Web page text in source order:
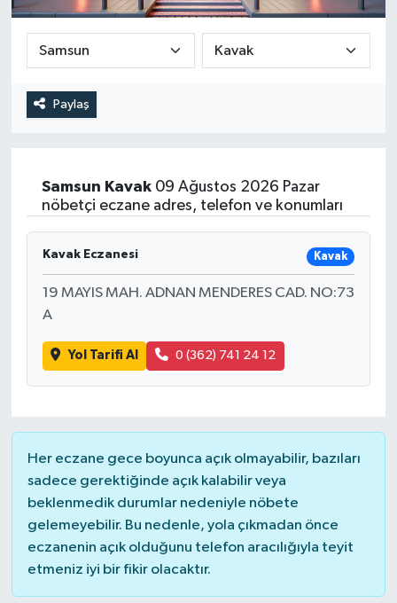
Paylaş
Samsun Kavak09 Ağustos 2026 Pazar
nöbetçi eczane adres, telefon ve konumları
Kavak Eczanesi Kavak
19 MAYIS MAH. ADNAN MENDERES CAD. NO:73
A
Yol Tarifi Al 0 (362) 741 24 12
Her eczane gece boyunca açık olmayabilir, bazıları
sadece gerektiğinde açık kalabilir veya
beklenmedik durumlar nedeniyle nöbete
gelemeyebilir. Bu nedenle, yola çıkmadan önce
eczanenin açık olduğunu telefon aracılığıyla teyit
etmeniz iyi bir fikir olacaktır.
DEVREK
EREĞLİ
KARABÜK
KASTAMONU